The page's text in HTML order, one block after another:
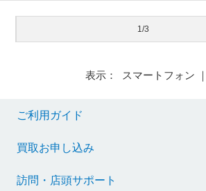
1/3
表示： スマートフォン ｜
ご利用ガイド
買取お申し込み
訪問・店頭サポート